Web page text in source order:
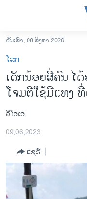
ເຂົ້າ
ຫາ
ຂ້າມ
ຂ້າມ
ຂ້າມ
ຫາ
ຊອກ
ຄົ້ນ
ລາວ
ອາເມຣິກາ
ໂລກ
ເອເຊຍ
ອິດສະຫຼະພາບດ້ານການຂ່າວ
ຊີວິດຊາວລາວ
ວັນເສົາ, 08 ສິງຫາ 2026
ໂລກ
ເດັກ​ນ້ອຍ​ສີ່​ຄົນ ​ໄ
ໂຈມ​ຕີ​ໃຊ້​ມີ​ແທງ
ວີໂອເອ
09,06,2023
ແຊຣ໌